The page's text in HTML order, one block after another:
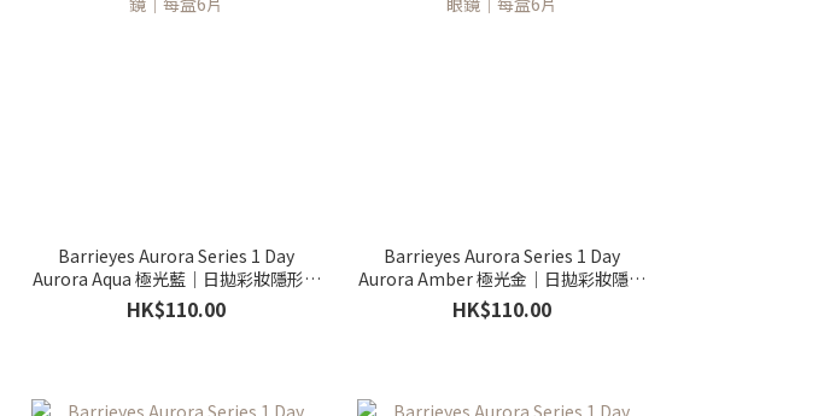
Barrieyes Aurora Series 1 Day
Aurora Aqua 極光藍｜日拋彩妝隱形眼
鏡｜每盒6片
HK$110.00
Barrieyes Aurora Series 1 Day
Aurora Amber 極光金｜日拋彩妝隱形
眼鏡｜每盒6片
HK$110.00